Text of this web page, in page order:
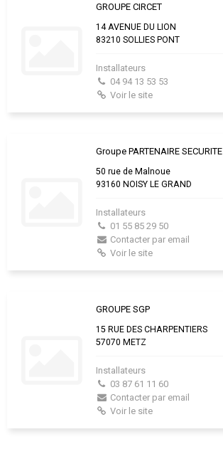
GROUPE CIRCET
14 AVENUE DU LION
83210 SOLLIES PONT
Installateurs
04 94 13 53 53
Voir le site
Groupe PARTENAIRE SECURITE
50 rue de Malnoue
93160 NOISY LE GRAND
Installateurs
01 55 85 29 50
Contacter par email
Voir le site
GROUPE SGP
15 RUE DES CHARPENTIERS
57070 METZ
Installateurs
03 87 61 11 60
Contacter par email
Voir le site